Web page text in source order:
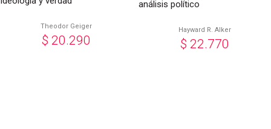
Theodor Geiger
$ 20.290
análisis político
Hayward R. Alker
$ 22.770